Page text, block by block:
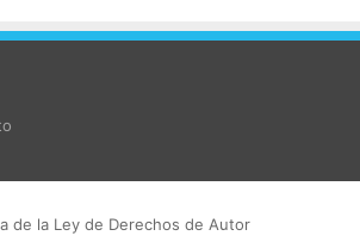
de la Ley de Derechos de Autor